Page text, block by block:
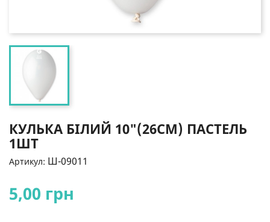
КУЛЬКА БІЛИЙ 10"(26СМ) ПАСТЕЛЬ
1ШТ
Артикул: Ш-09011
5,00 грн